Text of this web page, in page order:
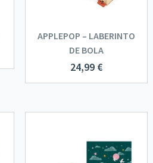
APPLEPOP – LABERINTO
DE BOLA
24,99 €